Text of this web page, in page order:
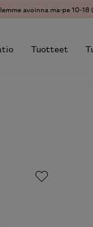
avoinna ma-pe 10-18
Tuotteet